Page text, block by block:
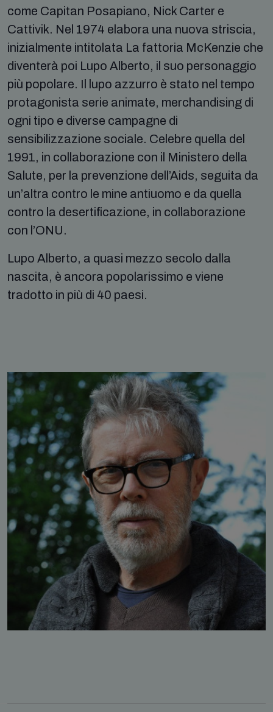
come Capitan Posapiano, Nick Carter e
Cattivik. Nel 1974 elabora una nuova striscia,
inizialmente intitolata La fattoria McKenzie che
diventerà poi Lupo Alberto, il suo personaggio
più popolare. Il lupo azzurro è stato nel tempo
protagonista serie animate, merchandising di
ogni tipo e diverse campagne di
sensibilizzazione sociale. Celebre quella del
1991, in collaborazione con il Ministero della
Salute, per la prevenzione dell’Aids, seguita da
un’altra contro le mine antiuomo e da quella
contro la desertificazione, in collaborazione
con l’ONU.
Lupo Alberto, a quasi mezzo secolo dalla
nascita, è ancora popolarissimo e viene
tradotto in più di 40 paesi.